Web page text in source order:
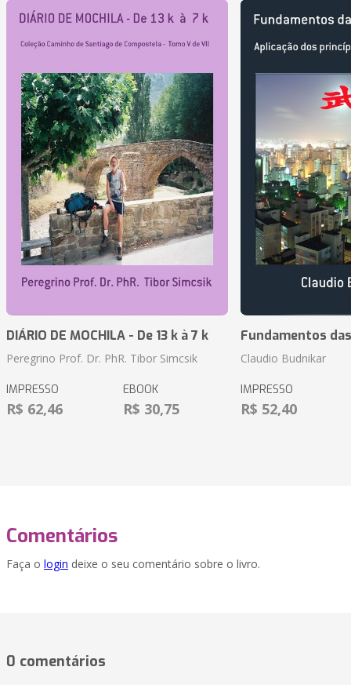
DIÁRIO DE MOCHILA - De 13 k à 7 k
Peregrino Prof. Dr. PhR. Tibor Simcsik
IMPRESSO
R$ 62,46
EBOOK
R$ 30,75
Fundamentos
Claudio Budnikar
IMPRESSO
R$ 52,40
Comentários
Faça o login deixe o seu comentário sobre o livro.
0 comentários